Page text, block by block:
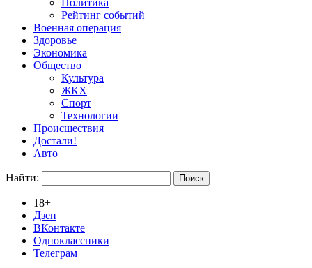
Политика
Рейтинг событий
Военная операция
Здоровье
Экономика
Общество
Культура
ЖКХ
Спорт
Технологии
Происшествия
Достали!
Авто
Найти:
18+
Дзен
ВКонтакте
Одноклассники
Телеграм